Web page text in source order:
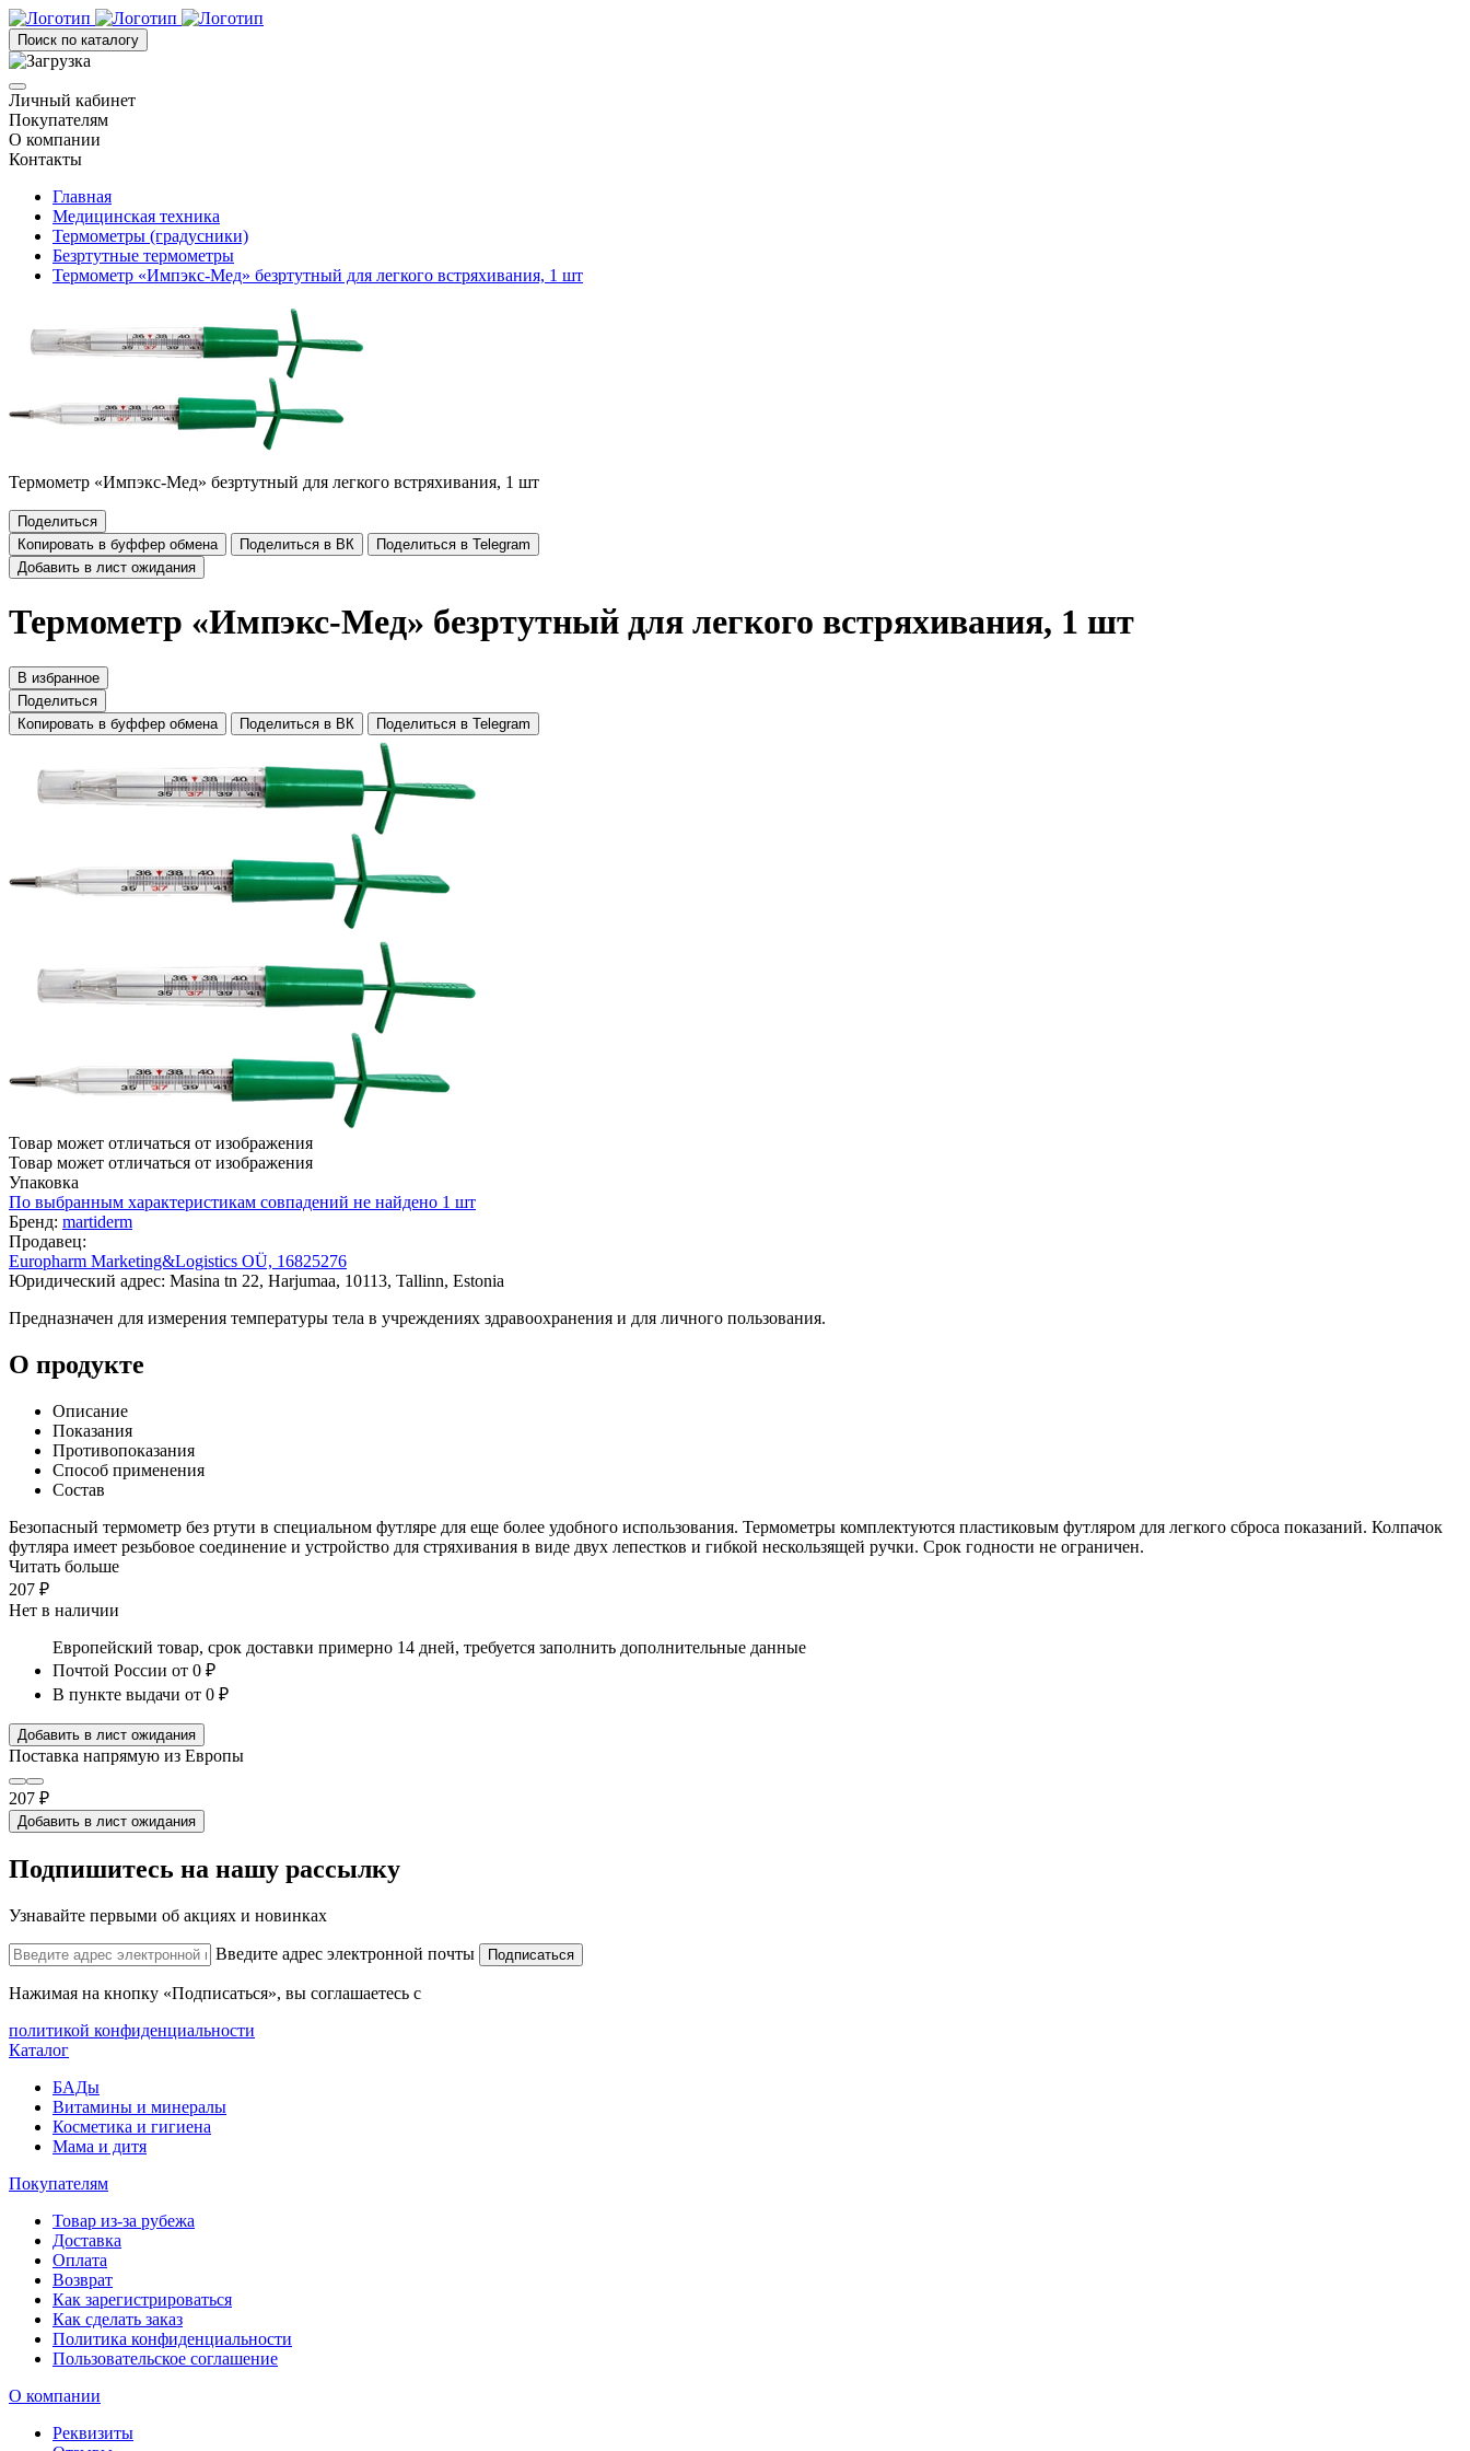
Поиск по каталогу
Личный кабинет
Покупателям
О компании
Контакты
Главная
Медицинская техника
Термометры (градусники)
Безртутные термометры
Термометр «Импэкс-Мед» безртутный для легкого встряхивания, 1 шт
Термометр «Импэкс-Мед» безртутный для легкого встряхивания, 1 шт
Поделиться
Копировать в буффер обмена
Поделиться в ВК
Поделиться в Telegram
Добавить в лист ожидания
Термометр «Импэкс-Мед» безртутный для легкого встряхивания, 1 шт
В избранное
Поделиться
Копировать в буффер обмена
Поделиться в ВК Поделиться в Telegram
Товар может отличаться от изображения
Товар может отличаться от изображения
Упаковка
По выбранным характеристикам совпадений не найдено 1 шт
Бренд: martiderm
Продавец:
Europharm Marketing&Logistics OÜ, 16825276
Юридический адрес: Masina tn 22, Harjumaa, 10113, Tallinn, Estonia
Предназначен для измерения температуры тела в учреждениях здравоохранения и для личного пользования.
О продукте
Описание
Показания
Противопоказания
Способ применения
Состав
Безопасный термометр без ртути в специальном футляре для еще более удобного использования. Термометры комплектуются пластиковым футляром для легкого сброса показаний. Колпачок
футляра имеет резьбовое соединение и устройство для стряхивания в виде двух лепестков и гибкой нескользящей ручки. Срок годности не ограничен.
Читать больше
207 ₽
Нет в наличии
Европейский товар, срок доставки примерно 14 дней, требуется заполнить дополнительные данные
Почтой России от 0 ₽
В пункте выдачи от 0 ₽
Добавить в лист ожидания
Поставка напрямую из Европы
207 ₽
Добавить в лист ожидания
Подпишитесь на нашу рассылку
Узнавайте первыми об акциях и новинках
Введите адрес электронной почты Подписаться
Нажимая на кнопку «Подписаться», вы соглашаетесь с
политикой конфиденциальности
Каталог
БАДы
Витамины и минералы
Косметика и гигиена
Мама и дитя
Покупателям
Товар из-за рубежа
Доставка
Оплата
Возврат
Как зарегистрироваться
Как сделать заказ
Политика конфиденциальности
Пользовательское соглашение
О компании
Реквизиты